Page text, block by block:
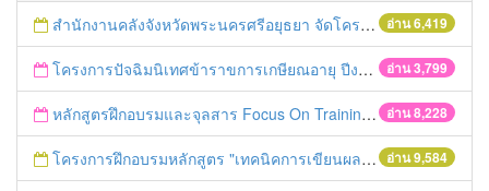
อ่าน 6,419
สำนักงานคลังจังหวัดพระนครศรีอยุธยา จัดโครงการฝึกอบรมเชิงปฏิบัติการ "การจัดซื้อจัดจ้างด้วยวิธีตลาดอิเล็กทรอนิกส์ (e-market)และวิธีประกวดราคาอิเล็กทรอนิกส์ (e-bidding)" ในวันที่ 4 เมษายน 2559 ณ อาคารราชภัฎ 100ปี ชั้น 2 มหาวิทยาลัยราชภัฎพระนครศรีอยุธยา
อ่าน 3,799
โครงการปัจฉิมนิเทศข้าราขการเกษียณอายุ ปีงบประมาณ พ.ศ. 2559
อ่าน 8,228
หลักสูตรฝึกอบรมและจุลสาร Focus On Training
อ่าน 9,584
โครงการฝึกอบรมหลักสูตร "เทคนิคการเขียนผลงานทางวิชาการ" รุ่นที่ 2